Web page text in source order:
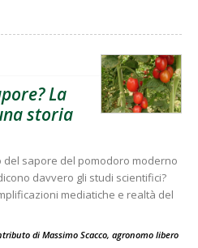
La
storia
sapore del pomodoro moderno
davvero gli studi scientifici?
mediatiche e realtà del
di Massimo Scacco, agronomo libero